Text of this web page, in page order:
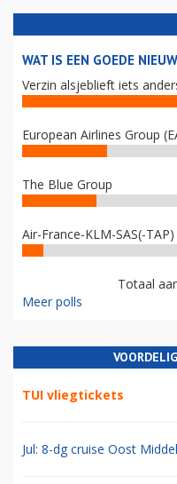
WAT IS EEN GOEDE
Verzin alsjeblieft iets
European Airlines Group
The Blue Group
Air-France-KLM-SAS(-TAP)
Totaal
Meer polls
TUI vliegtickets
Jul: 8-dg cruise Oost